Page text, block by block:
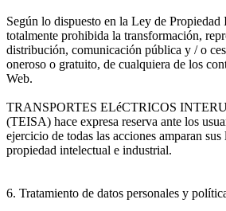
Según lo dispuesto en la Ley de Propiedad
totalmente prohibida la transformación,
distribución, comunicación pública y / o
oneroso o gratuito, de cualquiera de los
Web.
TRANSPORTES ELéCTRICOS
(TEISA) hace expresa reserva ante los
ejercicio de todas las acciones amparan
propiedad intelectual e industrial.
6. Tratamiento de datos personales y